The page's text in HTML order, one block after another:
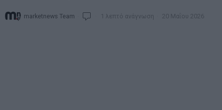
marketnews Team 1 λεπτό ανάγνωση 20 Μαΐου 2026